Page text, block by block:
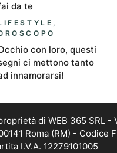
da te
,
con loro, questi
ci mettono tanto
innamorarsi!
di WEB 365 SRL -
Roma (RM) - Codice
I.V.A. 12279101005